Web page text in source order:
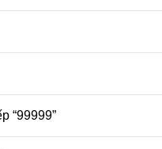
“99999”